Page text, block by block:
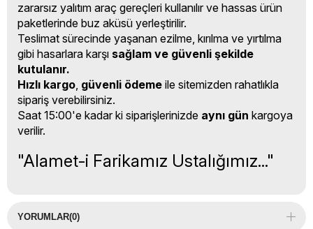
zararsız yalıtım araç gereçleri kullanılır ve hassas ürün
paketlerinde buz aküsü yerleştirilir.
Teslimat sürecinde yaşanan ezilme, kırılma ve yırtılma
gibi hasarlara karşı sağlam ve güvenli şekilde
kutulanır.
Hızlı kargo, güvenli ödeme ile sitemizden rahatlıkla
sipariş verebilirsiniz.
Saat 15:00'e kadar ki siparişlerinizde aynı gün kargoya
verilir.
"Alamet-i Farikamız Ustalığımız..."
YORUMLAR(0)